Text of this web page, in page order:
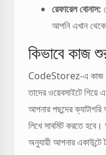
রেফারেল বোনাস:
আপনি এখান
কিভাবে কাজ
CodeStorez-এ কাজ
তাদের ওয়েবসাইটে গিয়ে
আপনার পছন্দের
লিখে সাবমিট করতে
অনুযায়ী আপনার একাউন্টে